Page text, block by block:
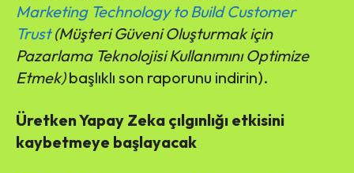
Marketing Technology to Build Customer
Trust (Müşteri Güveni Oluşturmak için
Pazarlama Teknolojisi Kullanımını Optimize
Etmek)başlıklı son raporunu indirin).
Üretken Yapay Zeka çılgınlığı etkisini
kaybetmeye başlayacak